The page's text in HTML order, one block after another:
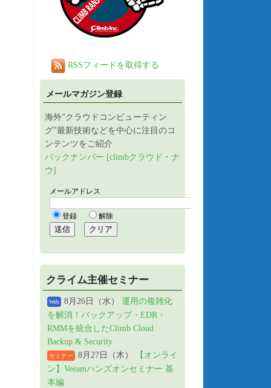
RSSフィードを取得する
メールマガジン登録
海外”クラウドコンピューティン
グ”最新技術などを中心に注目のコ
ンテンツをご紹介
バックナンバー [climbクラウド・ナ
ウ]
クライム主催セミナー
Web 8月26日（水） 運用の複雑化
を解消！バックアップ・EDR・
RMMを統合したClimb Cloud
Backup & Security
セミナー 8月27日（木）
【オンライ
ン】Veeamハンズオンセミナー 基
本編